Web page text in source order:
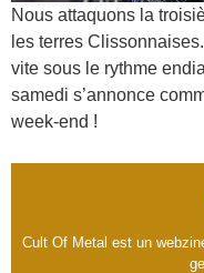
Nous attaquons la
les terres
vite sous le rythme
samedi s’annonce
week-end !
Cult Of Metal est un